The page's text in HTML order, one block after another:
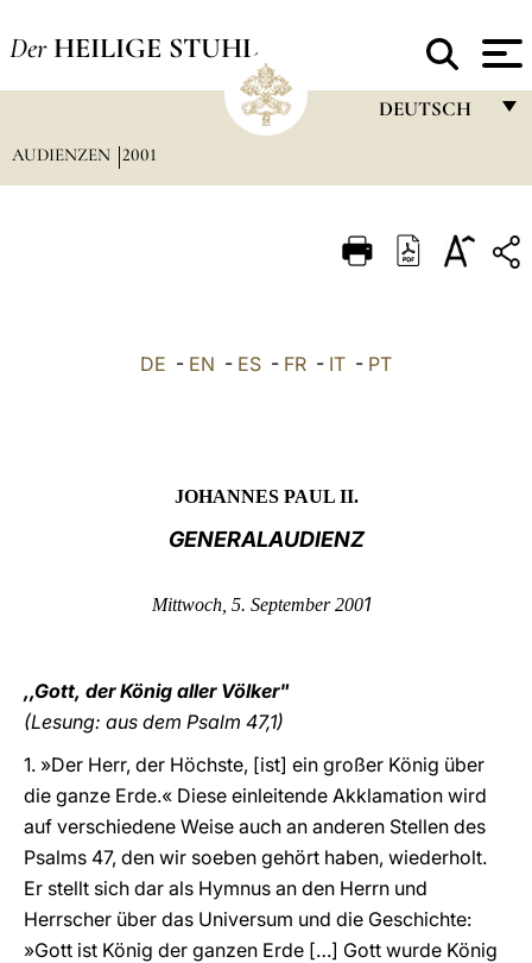
Der HEILIGE STUHL
DEUTSCH
ITALIANO
AUDIENZEN 2001
DE - EN - ES - FR - IT - PT
JOHANNES PAUL II.
GENERALAUDIENZ
Mittwoch, 5. September 2001
,,Gott, der König aller Völker"
(Lesung: aus dem Psalm 47,1)
1. »Der Herr, der Höchste, [ist] ein großer König über
die ganze Erde.« Diese einleitende Akklamation wird
auf verschiedene Weise auch an anderen Stellen des
Psalms 47, den wir soeben gehört haben, wiederholt.
Er stellt sich dar als Hymnus an den Herrn und
Herrscher über das Universum und die Geschichte:
»Gott ist König der ganzen Erde […] Gott wurde König